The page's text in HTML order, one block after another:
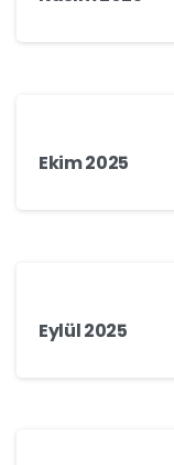
Ekim 2025
Eylül 2025